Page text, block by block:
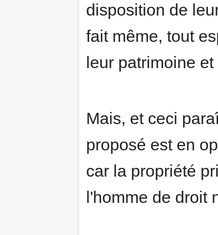
disposition de
fait même, tout
leur patrimoine
Mais, et ceci
proposé est en
car la propriété
l'homme de droit